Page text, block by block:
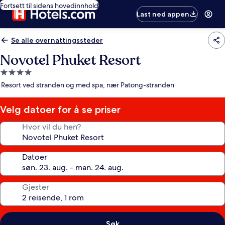
Fortsett til sidens hovedinnhold
Last ned appen
Se alle overnattingssteder
Novotel Phuket Resort
Overnattingssted
med
stjerner
Resort ved stranden og med spa, nær Patong-stranden
Velg datoer for å se priser
Hvor vil du hen?
Datoer
Gjester